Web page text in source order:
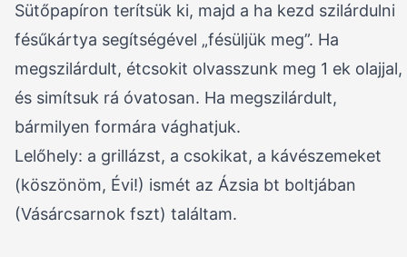
Sütőpapíron terítsük ki, majd a ha kezd szilárdulni
fésűkártya segítségével „fésüljük meg”. Ha
megszilárdult, étcsokit olvasszunk meg 1 ek olajjal,
és simítsuk rá óvatosan. Ha megszilárdult,
bármilyen formára vághatjuk.
Lelőhely: a grillázst, a csokikat, a kávészemeket
(köszönöm, Évi!) ismét az Ázsia bt boltjában
(Vásárcsarnok fszt) találtam.